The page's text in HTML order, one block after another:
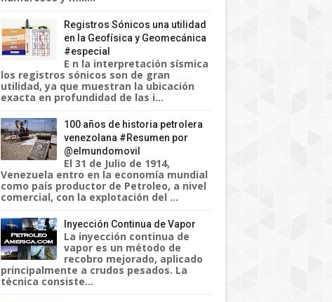
Registros Sónicos una utilidad
en la Geofísica y Geomecánica
#especial
E n la interpretación sísmica
los registros sónicos son de gran
utilidad, ya que muestran la ubicación
exacta en profundidad de las i...
100 años de historia petrolera
venezolana #Resumen por
@elmundomovil
El 31 de Julio de 1914,
Venezuela entro en la economía mundial
como país productor de Petroleo, a nivel
comercial, con la explotación del ...
Inyección Continua de Vapor
La inyección continua de
vapor es un método de
recobro mejorado, aplicado
principalmente a crudos pesados. La
técnica consiste...